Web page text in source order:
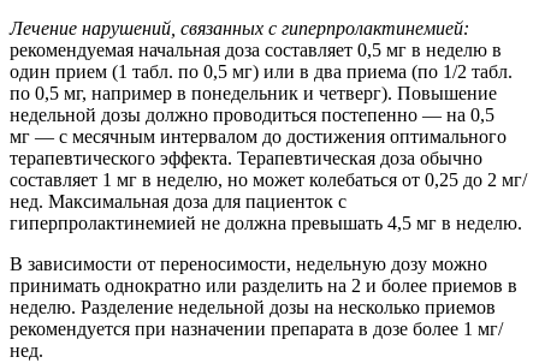
Лечение нарушений, связанных с гиперпролактинемией:
рекомендуемая начальная доза составляет 0,5 мг в неделю в
один прием (1 табл. по 0,5 мг) или в два приема (по 1/2 табл.
по 0,5 мг, например в понедельник и четверг). Повышение
недельной дозы должно проводиться постепенно — на 0,5
мг — с месячным интервалом до достижения оптимального
терапевтического эффекта. Терапевтическая доза обычно
составляет 1 мг в неделю, но может колебаться от 0,25 до 2 мг/
нед. Максимальная доза для пациенток с
гиперпролактинемией не должна превышать 4,5 мг в неделю.
В зависимости от переносимости, недельную дозу можно
принимать однократно или разделить на 2 и более приемов в
неделю. Разделение недельной дозы на несколько приемов
рекомендуется при назначении препарата в дозе более 1 мг/
нед.